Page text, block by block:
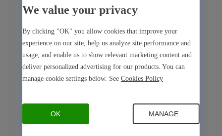
Nuestra solución tres en uno con muchas herramientas
premium
Free Security
Free Security
We value your privacy
By clicking "OK" you allow cookies that improve your
experience on our site, help us analyze site performance and
usage, and enable us to show relevant marketing content and
deliver personalized advertising for our products. You can
manage cookie settings below. See Cookies Policy
OK MANAGE...